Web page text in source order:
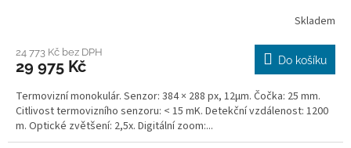
R
M
A
Skladem
24 773 Kč bez DPH
29 975 Kč Do košíku
Termovizní monokulár. Senzor: 384 × 288 px, 12μm. Čočka: 25 mm.
Citlivost termovizního senzoru: < 15 mK. Detekční vzdálenost: 1200
m. Optické zvětšení: 2,5x. Digitální zoom:...